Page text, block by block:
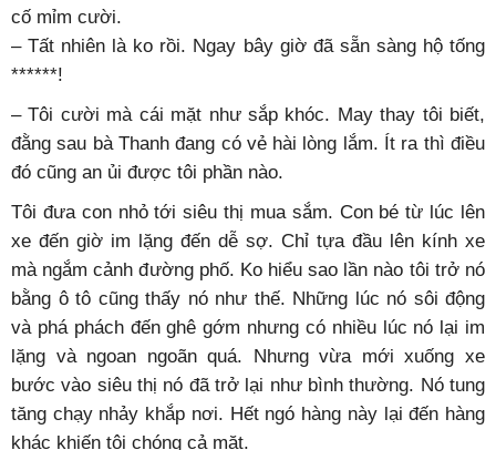
cố mỉm cười.
– Tất nhiên là ko rồi. Ngay bây giờ đã sẵn sàng hộ tống
******!
– Tôi cười mà cái mặt như sắp khóc. May thay tôi biết,
đằng sau bà Thanh đang có vẻ hài lòng lắm. Ít ra thì điều
đó cũng an ủi được tôi phần nào.
Tôi đưa con nhỏ tới siêu thị mua sắm. Con bé từ lúc lên
xe đến giờ im lặng đến dễ sợ. Chỉ tựa đầu lên kính xe
mà ngắm cảnh đường phố. Ko hiểu sao lần nào tôi trở nó
bằng ô tô cũng thấy nó như thế. Những lúc nó sôi động
và phá phách đến ghê gớm nhưng có nhiều lúc nó lại im
lặng và ngoan ngoãn quá. Nhưng vừa mới xuống xe
bước vào siêu thị nó đã trở lại như bình thường. Nó tung
tăng chạy nhảy khắp nơi. Hết ngó hàng này lại đến hàng
khác khiến tôi chóng cả mặt.